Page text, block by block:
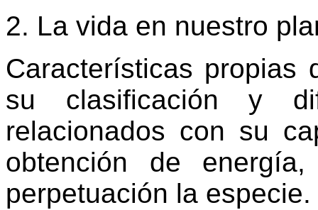
2. La vida en nuestro
Características propias
su clasificación y
relacionados con su
obtención de
perpetuación la especie.